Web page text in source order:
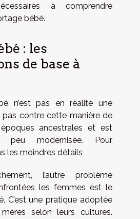
à comprendre
bébé.
: les
de base à
n’est pas en réalité une
pas contre cette manière de
ancestrales et est
peu modernisée. Pour
les moindres détails
l’autre problème
les femmes est le
C’est une pratique adoptée
selon leurs cultures.